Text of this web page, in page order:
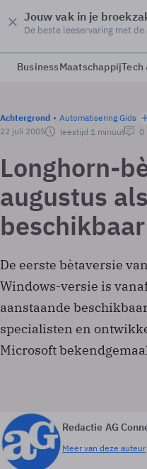
Jouw vak in je
De beste leeservaring met de
BusinessMaatschappijTech
Achtergrond Automatisering Gids
22 juli 2005
leestijd 1 minuut 0
Longhorn-
augustus
beschikbaar
De eerste bètaversie
Windows-versie is
aanstaande
specialisten en
Microsoft
Redactie AG
Meer van deze auteur